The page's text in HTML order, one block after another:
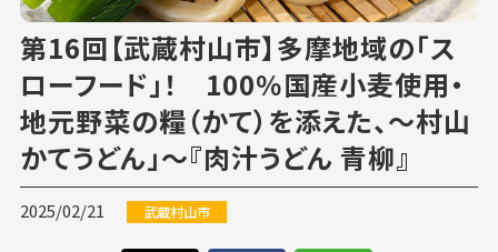
第16回【武蔵村山市】多摩地域の「ス
ローフード」！ 100％国産小麦使用・
地元野菜の糧（かて）を添えた、～村山
かてうどん」～『肉汁うどん 青柳』
2025/02/21 武蔵村山市